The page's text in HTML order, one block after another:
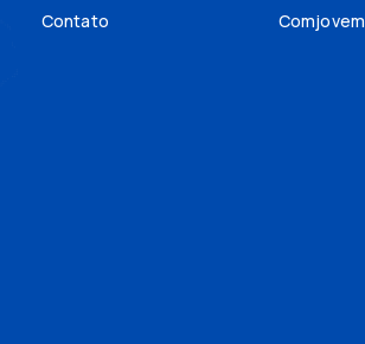
Contato
Comjovem